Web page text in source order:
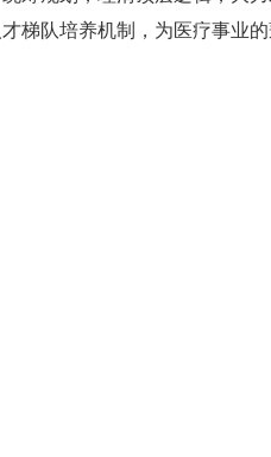
梯队培养机制，为医疗事业